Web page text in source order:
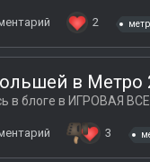
2
в Метро
в блоге в ИГРОВАЯ
3